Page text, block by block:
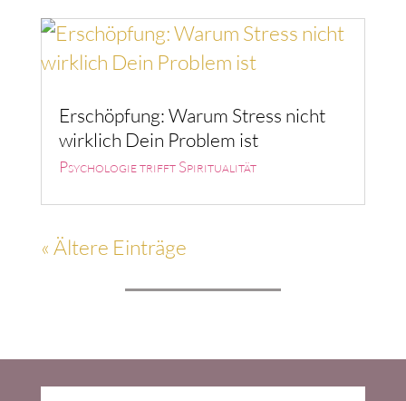
Erschöpfung: Warum Stress nicht
wirklich Dein Problem ist
Psychologie trifft Spiritualität
« Ältere Einträge